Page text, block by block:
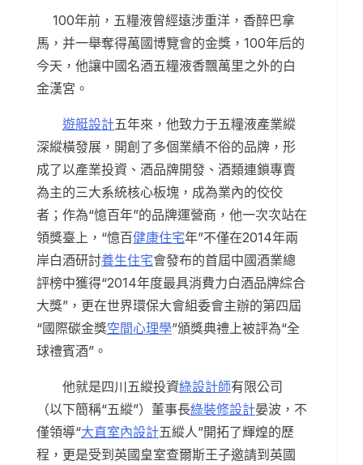
100年前，五糧液曾經遠涉重洋，香醉巴拿
馬，并一舉奪得萬國博覽會的金獎，100年后的
今天，他讓中國名酒五糧液香飄萬里之外的白
金漢宮。
遊艇設計五年來，他致力于五糧液產業縱
深縱橫發展，開創了多個業績不俗的品牌，形
成了以產業投資、酒品牌開發、酒類連鎖專賣
為主的三大系統核心板塊，成為業內的佼佼
者；作為“憶百年”的品牌運營商，他一次次站在
領獎臺上，“憶百健康住宅年”不僅在2014年兩
岸白酒研討養生住宅會發布的首屆中國酒業總
評榜中獲得“2014年度最具消費力白酒品牌綜合
大獎”，更在世界環保大會組委會主辦的第四屆
“國際碳金獎空間心理學”頒獎典禮上被評為“全
球禮賓酒”。
他就是四川五縱投資綠設計師有限公司
（以下簡稱“五縱”）董事長綠裝修設計晏波，不
僅領導“大直室內設計五縱人”開拓了輝煌的歷
程，更是受到英國皇室查爾斯王子邀請到英國